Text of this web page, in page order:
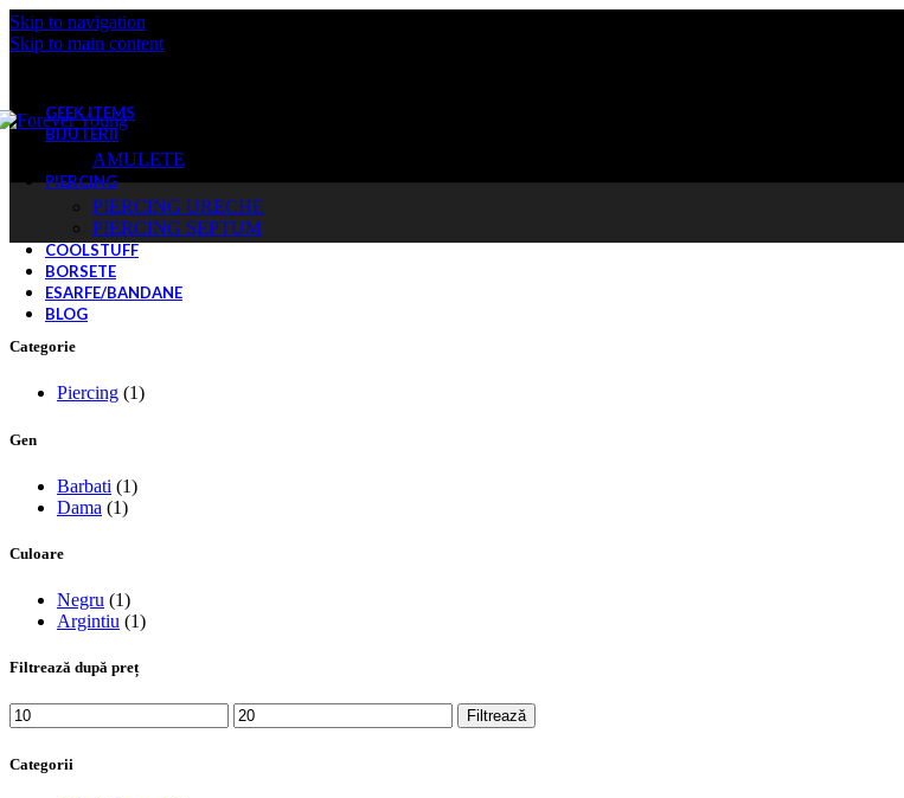
Skip to navigation
Skip to main content
GEEK ITEMS
BIJUTERII
AMULETE
PIERCING
PIERCING URECHE
PIERCING SEPTUM
COOLSTUFF
BORSETE
ESARFE/BANDANE
BLOG
Categorie
Piercing (1)
Gen
Barbati (1)
Dama (1)
Culoare
Negru (1)
Argintiu (1)
Filtrează după preț
Preț
minim
Preț
maxim
Filtrează
Categorii